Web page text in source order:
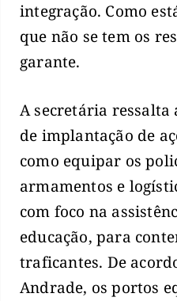
integração. Como
que não se tem os
garante.
A secretária ressalta
de implantação de
como equipar os
armamentos e
com foco na
educação, para
traficantes. De
Andrade, os portos